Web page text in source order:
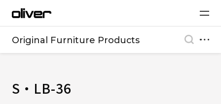
Original Furniture Products
S・LB-36